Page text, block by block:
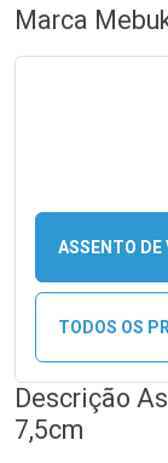
Marca
ASSENTO DE
TODOS OS
Descrição
7,5cm